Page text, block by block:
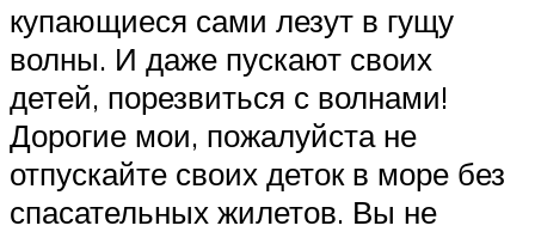
купающиеся сами лезут в гущу
волны. И даже пускают своих
детей, порезвиться с волнами!
Дорогие мои, пожалуйста не
отпускайте своих деток в море без
спасательных жилетов. Вы не